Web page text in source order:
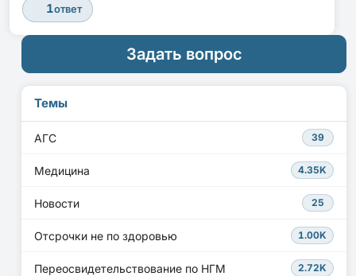
1ответ
Задать вопрос
Темы
АГС 39
Медицина 4.35K
Новости 25
Отсрочки не по здоровью 1.00K
Переосвидетельствование по НГМ 2.72K